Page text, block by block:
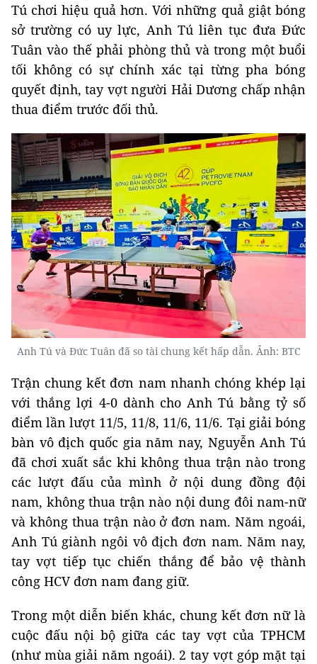
Tú chơi hiệu quả hơn. Với những quả giật bóng
sở trường có uy lực, Anh Tú liên tục đưa Đức
Tuân vào thế phải phòng thủ và trong một buổi
tối không có sự chính xác tại từng pha bóng
quyết định, tay vợt người Hải Dương chấp nhận
thua điểm trước đối thủ.
Anh Tú và Đức Tuân đã so tài chung kết hấp dẫn. Ảnh: BTC
Trận chung kết đơn nam nhanh chóng khép lại
với thắng lợi 4-0 dành cho Anh Tú bằng tỷ số
điểm lần lượt 11/5, 11/8, 11/6, 11/6. Tại giải bóng
bàn vô địch quốc gia năm nay, Nguyễn Anh Tú
đã chơi xuất sắc khi không thua trận nào trong
các lượt đấu của mình ở nội dung đồng đội
nam, không thua trận nào nội dung đôi nam-nữ
và không thua trận nào ở đơn nam. Năm ngoái,
Anh Tú giành ngôi vô địch đơn nam. Năm nay,
tay vợt tiếp tục chiến thắng để bảo vệ thành
công HCV đơn nam đang giữ.
Trong một diễn biến khác, chung kết đơn nữ là
cuộc đấu nội bộ giữa các tay vợt của TPHCM
(như mùa giải năm ngoái). 2 tay vợt góp mặt tại